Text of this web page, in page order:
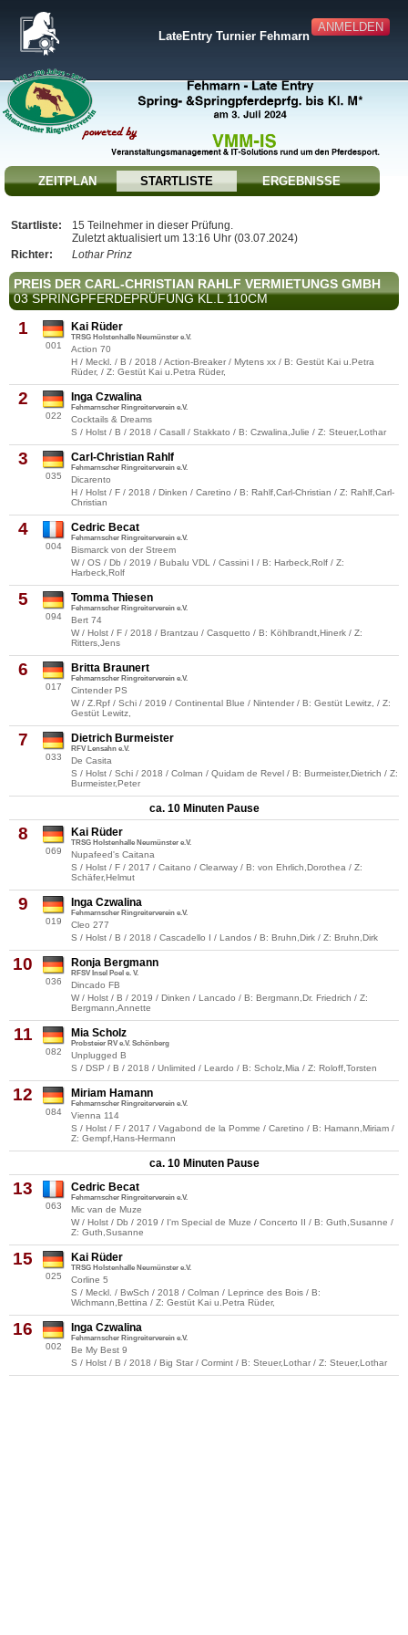
ANMELDEN
LateEntry Turnier Fehmarn
ZEITPLAN STARTLISTE ERGEBNISSE
Startliste:
15 Teilnehmer in dieser Prüfung.
Zuletzt aktualisiert um 13:16 Uhr (03.07.2024)
Richter:
Lothar Prinz
PREIS DER CARL-CHRISTIAN RAHLF VERMIETUNGS GMBH
03 SPRINGPFERDEPRÜFUNG KL.L 110CM
1
001
Kai Rüder
TRSG Holstenhalle Neumünster e.V.
Action 70
H / Meckl. / B / 2018 / Action-Breaker / Mytens xx / B: Gestüt Kai u.Petra
Rüder, / Z: Gestüt Kai u.Petra Rüder,
2
022
Inga Czwalina
Fehmarnscher Ringreiterverein e.V.
Cocktails & Dreams
S / Holst / B / 2018 / Casall / Stakkato / B: Czwalina,Julie / Z: Steuer,Lothar
3
035
Carl-Christian Rahlf
Fehmarnscher Ringreiterverein e.V.
Dicarento
H / Holst / F / 2018 / Dinken / Caretino / B: Rahlf,Carl-Christian / Z: Rahlf,Carl-
Christian
4
004
Cedric Becat
Fehmarnscher Ringreiterverein e.V.
Bismarck von der Streem
W / OS / Db / 2019 / Bubalu VDL / Cassini I / B: Harbeck,Rolf / Z:
Harbeck,Rolf
5
094
Tomma Thiesen
Fehmarnscher Ringreiterverein e.V.
Bert 74
W / Holst / F / 2018 / Brantzau / Casquetto / B: Köhlbrandt,Hinerk / Z:
Ritters,Jens
6
017
Britta Braunert
Fehmarnscher Ringreiterverein e.V.
Cintender PS
W / Z.Rpf / Schi / 2019 / Continental Blue / Nintender / B: Gestüt Lewitz, / Z:
Gestüt Lewitz,
7
033
Dietrich Burmeister
RFV Lensahn e.V.
De Casita
S / Holst / Schi / 2018 / Colman / Quidam de Revel / B: Burmeister,Dietrich / Z:
Burmeister,Peter
ca. 10 Minuten Pause
8
069
Kai Rüder
TRSG Holstenhalle Neumünster e.V.
Nupafeed's Caitana
S / Holst / F / 2017 / Caitano / Clearway / B: von Ehrlich,Dorothea / Z:
Schäfer,Helmut
9
019
Inga Czwalina
Fehmarnscher Ringreiterverein e.V.
Cleo 277
S / Holst / B / 2018 / Cascadello I / Landos / B: Bruhn,Dirk / Z: Bruhn,Dirk
10
036
Ronja Bergmann
RFSV Insel Poel e. V.
Dincado FB
W / Holst / B / 2019 / Dinken / Lancado / B: Bergmann,Dr. Friedrich / Z:
Bergmann,Annette
11
082
Mia Scholz
Probsteier RV e.V. Schönberg
Unplugged B
S / DSP / B / 2018 / Unlimited / Leardo / B: Scholz,Mia / Z: Roloff,Torsten
12
084
Miriam Hamann
Fehmarnscher Ringreiterverein e.V.
Vienna 114
S / Holst / F / 2017 / Vagabond de la Pomme / Caretino / B: Hamann,Miriam /
Z: Gempf,Hans-Hermann
ca. 10 Minuten Pause
13
063
Cedric Becat
Fehmarnscher Ringreiterverein e.V.
Mic van de Muze
W / Holst / Db / 2019 / I'm Special de Muze / Concerto II / B: Guth,Susanne /
Z: Guth,Susanne
15
025
Kai Rüder
TRSG Holstenhalle Neumünster e.V.
Corline 5
S / Meckl. / BwSch / 2018 / Colman / Leprince des Bois / B:
Wichmann,Bettina / Z: Gestüt Kai u.Petra Rüder,
16
002
Inga Czwalina
Fehmarnscher Ringreiterverein e.V.
Be My Best 9
S / Holst / B / 2018 / Big Star / Cormint / B: Steuer,Lothar / Z: Steuer,Lothar